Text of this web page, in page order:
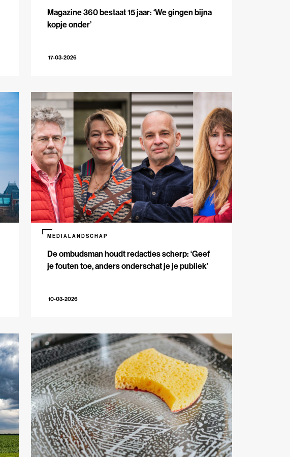
Magazine 360 bestaat 15 jaar: ‘We gingen bijna
kopje onder’
17-03-2026
De ombudsman houdt redacties scherp: ‘Geef
je fouten toe, anders onderschat je je publiek’
MEDIALANDSCHAP
10-03-2026